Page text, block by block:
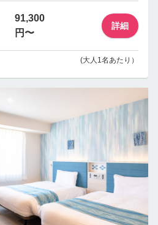
91,300
円〜
詳細
(大人1名あたり）